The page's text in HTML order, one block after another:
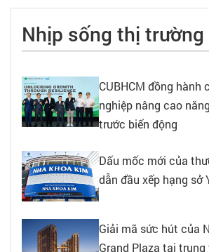
Nhịp sống thị trường
CUBHCM đồng hành
nghiệp nâng cao
trước biến động
Dấu mốc mới của
dẫn đầu xếp hạng sở
Giải mã sức hút của
Grand Plaza tại